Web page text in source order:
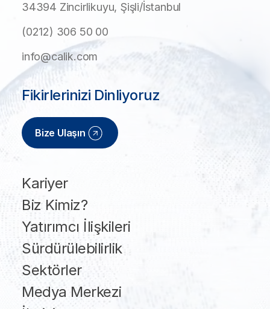
34394 Zincirlikuyu, Şişli/İstanbul
(0212) 306 50 00
info@calik.com
Kariyer
Biz Kimiz?
Yatırımcı İlişkileri
Sürdürülebilirlik
Sektörler
Medya Merkezi
Fikirlerinizi Dinliyoruz
Bize Ulaşın